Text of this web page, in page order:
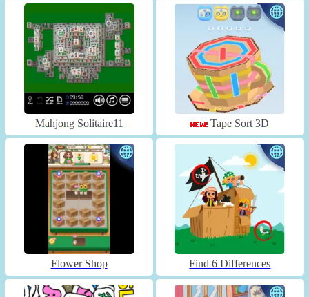
Mahjong Solitaire11 Tape Sort 3D
Flower Shop Find 6 Differences